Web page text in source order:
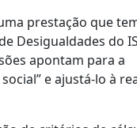
prestação que
Desigualdades do
apontam para a
e ajustá-lo à